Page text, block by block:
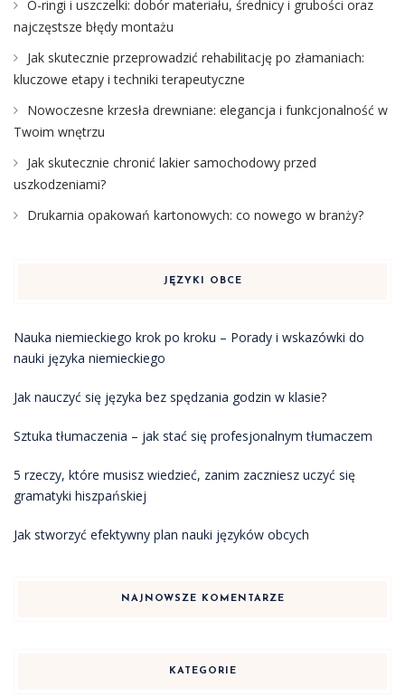
O-ringi i uszczelki: dobór materiału, średnicy i grubości oraz
najczęstsze błędy montażu
Jak skutecznie przeprowadzić rehabilitację po złamaniach:
kluczowe etapy i techniki terapeutyczne
Nowoczesne krzesła drewniane: elegancja i funkcjonalność w
Twoim wnętrzu
Jak skutecznie chronić lakier samochodowy przed
uszkodzeniami?
Drukarnia opakowań kartonowych: co nowego w branży?
JĘZYKI OBCE
Nauka niemieckiego krok po kroku – Porady i wskazówki do
nauki języka niemieckiego
Jak nauczyć się języka bez spędzania godzin w klasie?
Sztuka tłumaczenia – jak stać się profesjonalnym tłumaczem
5 rzeczy, które musisz wiedzieć, zanim zaczniesz uczyć się
gramatyki hiszpańskiej
Jak stworzyć efektywny plan nauki języków obcych
NAJNOWSZE KOMENTARZE
KATEGORIE